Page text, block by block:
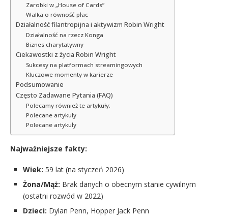
Zarobki w „House of Cards”
Walka o równość płac
Działalność filantropijna i aktywizm Robin Wright
Działalność na rzecz Konga
Biznes charytatywny
Ciekawostki z życia Robin Wright
Sukcesy na platformach streamingowych
Kluczowe momenty w karierze
Podsumowanie
Często Zadawane Pytania (FAQ)
Polecamy również te artykuły:
Polecane artykuły
Polecane artykuły
Najważniejsze fakty:
Wiek: 59 lat (na styczeń 2026)
Żona/Mąż: Brak danych o obecnym stanie cywilnym
(ostatni rozwód w 2022)
Dzieci: Dylan Penn, Hopper Jack Penn